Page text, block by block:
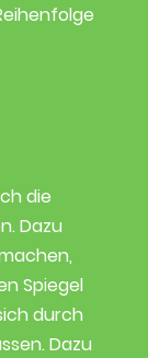
die
Dazu
Spiegel
durch
Dazu